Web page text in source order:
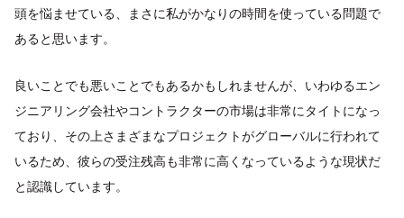
頭を悩ませている、まさに私がかなりの時間を使っている問題で
あると思います。
良いことでも悪いことでもあるかもしれませんが、いわゆるエン
ジニアリング会社やコントラクターの市場は非常にタイトになっ
ており、その上さまざまなプロジェクトがグローバルに行われて
いるため、彼らの受注残高も非常に高くなっているような現状だ
と認識しています。